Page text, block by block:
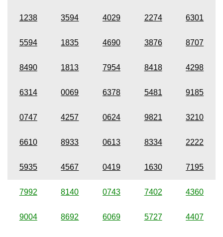
1238 3594 4029 2274 6301
5594 1835 4690 3876 8707
8490 1813 7954 8418 4298
6314 0069 6378 5481 9185
0747 4257 0624 9821 3210
6610 8933 0613 8334 2222
5935 4567 0419 1630 7195
7992 8140 0743 7402 4360
9004 8692 6069 5727 4407